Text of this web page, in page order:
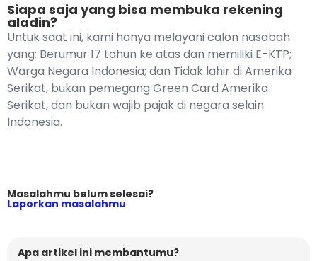
Siapa saja yang bisa membuka rekening
aladin?
Untuk saat ini, kami hanya melayani calon nasabah
yang: Berumur 17 tahun ke atas dan memiliki E-KTP;
Warga Negara Indonesia; dan Tidak lahir di Amerika
Serikat, bukan pemegang Green Card Amerika
Serikat, dan bukan wajib pajak di negara selain
Indonesia.
Masalahmu belum selesai?
Laporkan masalahmu
Apa artikel ini membantumu?